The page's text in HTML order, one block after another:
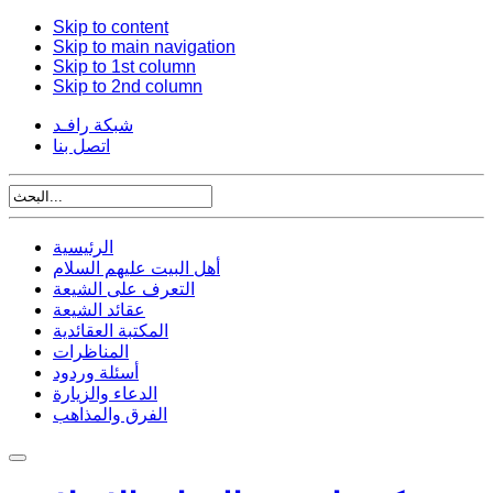
Skip to content
Skip to main navigation
Skip to 1st column
Skip to 2nd column
شبكة رافـد
اتصل بنا
الرئيسية
أهل البيت عليهم السلام
التعرف على الشيعة
عقائد الشيعة
المكتبة العقائدية
المناظرات
أسئلة وردود
الدعاء والزيارة
الفرق والمذاهب